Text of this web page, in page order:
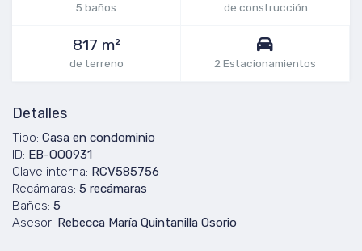
5 baños de construcción
817 m²
de terreno 2 Estacionamientos
Detalles
Tipo: Casa en condominio
ID: EB-OO0931
Clave interna: RCV585756
Recámaras: 5 recámaras
Baños: 5
Asesor: Rebecca María Quintanilla Osorio